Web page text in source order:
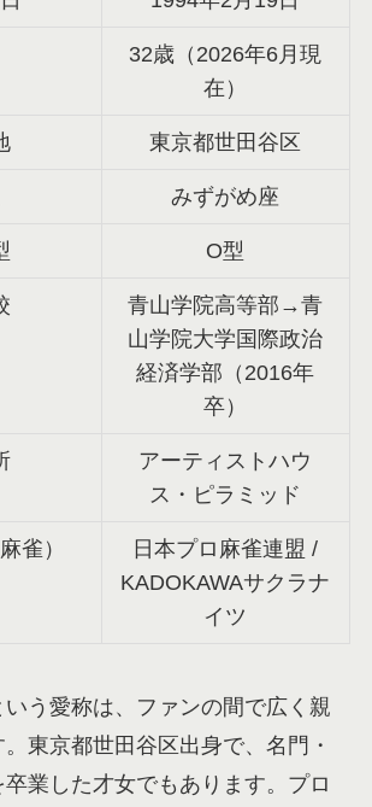
32歳（2026年6月現
在）
東京都世田谷区
みずがめ座
O型
青山学院高等部→青
山学院大学国際政治
経済学部（2016年
卒）
アーティストハウ
ス・ピラミッド
雀）
日本プロ麻雀連盟 /
KADOKAWAサクラナ
イツ
いう愛称は、ファンの間で広く親
東京都世田谷区出身で、名門・
業した才女でもあります。プロ